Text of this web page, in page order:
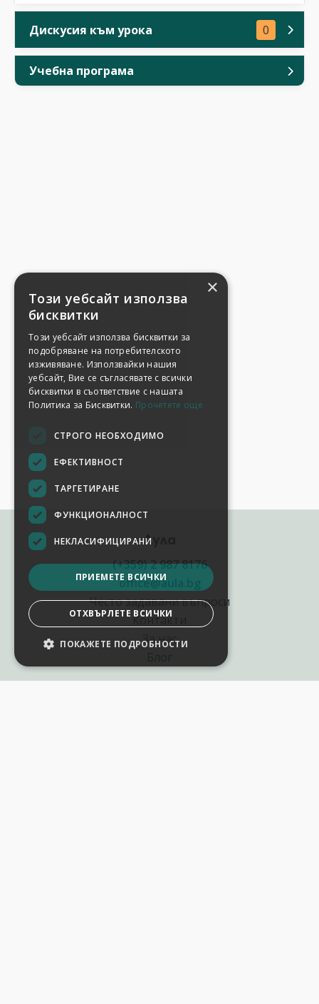
Дискусия към урока 0
Учебна програма
Аула
(+359) 2 987 8176
office@aula.bg
Често задавани въпроси
Контакти
За нас
×
Този уебсайт използва
бисквитки
Този уебсайт използва бисквитки за
подобряване на потребителското
изживяване. Използвайки нашия
уебсайт, Вие се съгласявате с всички
бисквитки в съответствие с нашата
Политика за Бисквитки. Прочетете още
СТРОГО НЕОБХОДИМО
ЕФЕКТИВНОСТ
ТАРГЕТИРАНЕ
ФУНКЦИОНАЛНОСТ
НЕКЛАСИФИЦИРАНИ
ПРИЕМЕТЕ ВСИЧКИ
ОТХВЪРЛЕТЕ ВСИЧКИ
ПОКАЖЕТЕ ПОДРОБНОСТИ